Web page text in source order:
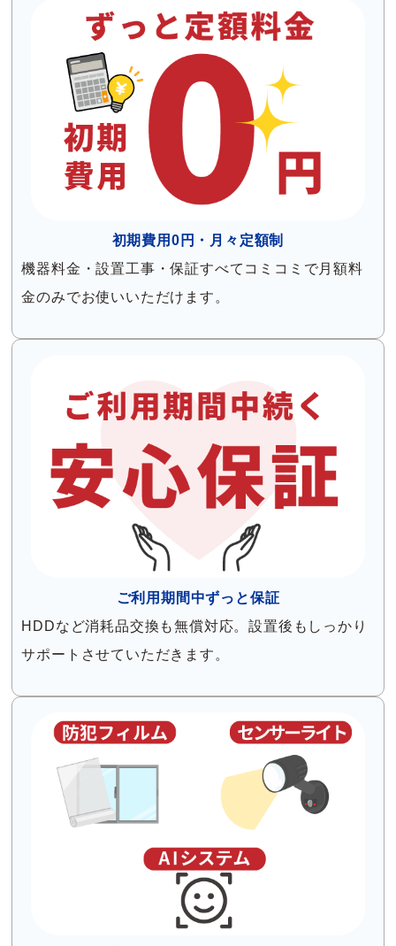
初期費用0円・月々定額制
機器料金・設置工事・保証すべてコミコミで月額料
金のみでお使いいただけます。
ご利用期間中ずっと保証
HDDなど消耗品交換も無償対応。設置後もしっかり
サポートさせていただきます。